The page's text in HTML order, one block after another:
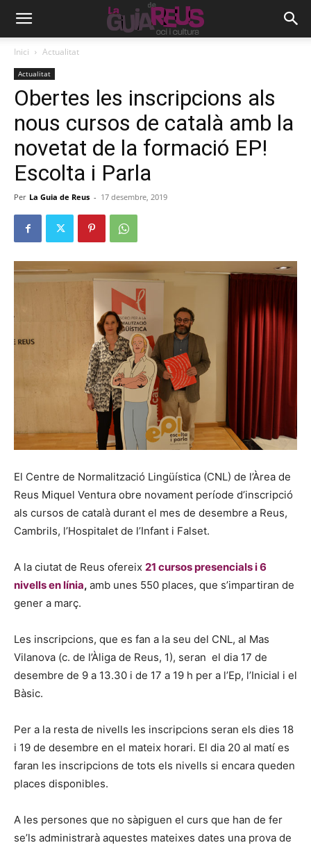
Inici Actualitat
Actualitat
Obertes les inscripcions als
nous cursos de català amb la
novetat de la formació EP!
Escolta i Parla
Per La Guia de Reus - 17 desembre, 2019
El Centre de Normalització Lingüística (CNL) de l’Àrea de
Reus Miquel Ventura obre novament període d’inscripció
als cursos de català durant el mes de desembre a Reus,
Cambrils, l’Hospitalet de l’Infant i Falset.
A la ciutat de Reus ofereix 21 cursos presencials i 6
nivells en línia, amb unes 550 places, que s’impartiran de
gener a març.
Les inscripcions, que es fan a la seu del CNL, al Mas
Vilanova (c. de l’Àliga de Reus, 1), seran el dia 17 de
desembre de 9 a 13.30 i de 17 a 19 h per a l’Ep, l’Inicial i el
Bàsic.
Per a la resta de nivells les inscripcions seran els dies 18
i 19 de desembre en el mateix horari. El dia 20 al matí es
faran les inscripcions de tots els nivells si encara queden
places disponibles.
A les persones que no sàpiguen el curs que han de fer
se’ls administrarà aquestes mateixes dates una prova de